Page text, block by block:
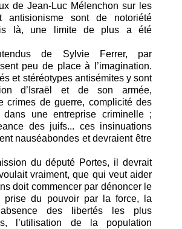
de Jean-Luc Mélenchon sur les
antisionisme sont de notoriété
là, une limite de plus a été
de Sylvie Ferrer, par
peu de place à l’imagination.
et stéréotypes antisémites y sont
d’Israël et de son armée,
crimes de guerre, complicité des
dans une entreprise criminelle ;
des juifs... ces insinuations
nauséabondes et devraient être
du député Portes, il devrait
vraiment, que qui veut aider
doit commencer par dénoncer le
prise du pouvoir par la force, la
des libertés les plus
l’utilisation de la population